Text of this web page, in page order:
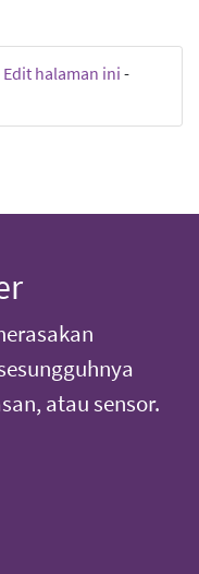
Edit halaman ini -
atau sensor.